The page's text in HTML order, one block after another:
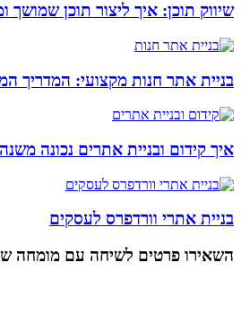
שיווק תוכן: איך ליצור תוכן שמושך
בניית אתר חנות מקצועי: המדריך
איך קידום ובניית אתרים נכונה
בניית אתרי וורדפרס לעסקים
השאירו פרטים לשיחה עם מומחה